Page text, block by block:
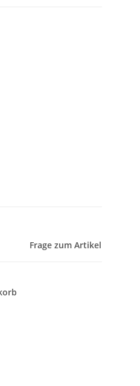
Frage zum Artikel